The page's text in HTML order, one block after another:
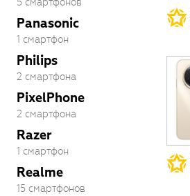
Panasonic
1 смартфон
Philips
2 смартфона
PixelPhone
2 смартфона
Razer
1 смартфон
Realme
15 смартфонов